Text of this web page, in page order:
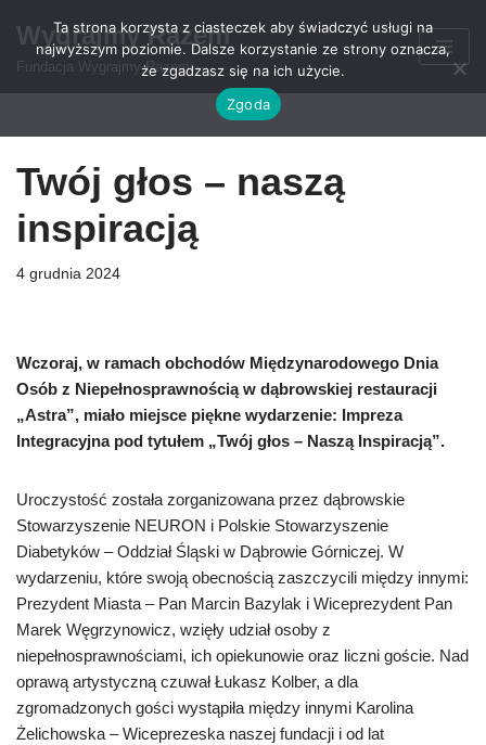
Przejdź
Wygrajmy Razem
Fundacja Wygrajmy Razem
Twój głos – naszą
inspiracją
4 grudnia 2024
Wczoraj, w ramach obchodów Międzynarodowego Dnia
Osób z Niepełnosprawnością w dąbrowskiej restauracji
„Astra”, miało miejsce piękne wydarzenie: Impreza
Integracyjna pod tytułem „Twój głos – Naszą Inspiracją”.
Uroczystość została zorganizowana przez dąbrowskie
Stowarzyszenie NEURON i Polskie Stowarzyszenie
Diabetyków – Oddział Śląski w Dąbrowie Górniczej. W
wydarzeniu, które swoją obecnością zaszczycili między innymi:
Prezydent Miasta – Pan Marcin Bazylak i Wiceprezydent Pan
Marek Węgrzynowicz, wzięły udział osoby z
niepełnosprawnościami, ich opiekunowie oraz liczni goście. Nad
oprawą artystyczną czuwał Łukasz Kolber, a dla
zgromadzonych gości wystąpiła między innymi Karolina
Żelichowska – Wiceprezeska naszej fundacji i od lat
Ta strona korzysta z ciasteczek aby świadczyć usługi na
najwyższym poziomie. Dalsze korzystanie ze strony oznacza,
że zgadzasz się na ich użycie.
Zgoda